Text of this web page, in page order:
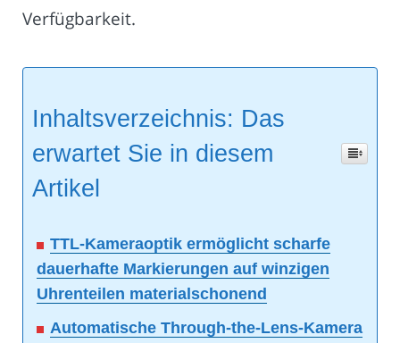
Verfügbarkeit.
Inhaltsverzeichnis: Das
erwartet Sie in diesem
Artikel
TTL-Kameraoptik ermöglicht scharfe
dauerhafte Markierungen auf winzigen
Uhrenteilen materialschonend
Automatische Through-the-Lens-Kamera